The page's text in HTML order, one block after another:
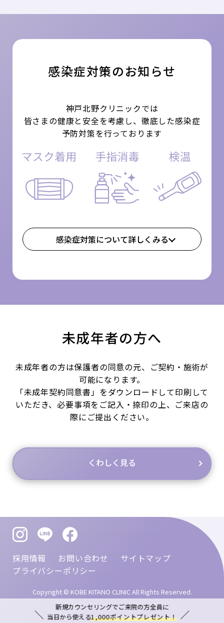
新規カウンセリングでご来院の方全員に
当日から使える1,000ポイントプレゼント！
感染症対策のお知らせ
神戸北野クリニックでは
皆さまの健康と安全を考慮し、徹底した感染症
予防対策を行っております
感染症対策について詳しくみる
未成年者の方へ
未成年者の方は保護者の同意の元、ご契約・施術が
可能になります。
「未成年契約同意書」をダウンロードして印刷して
いただき、必要事項をご記入・捺印の上、ご来店の
際にご提出ください。
くわしく見る
採用情報 お問い合わせ
サイトマップ
プライバシーポリシー
Copyright © KOBE KITANO CLINIC All Rights Reserved.